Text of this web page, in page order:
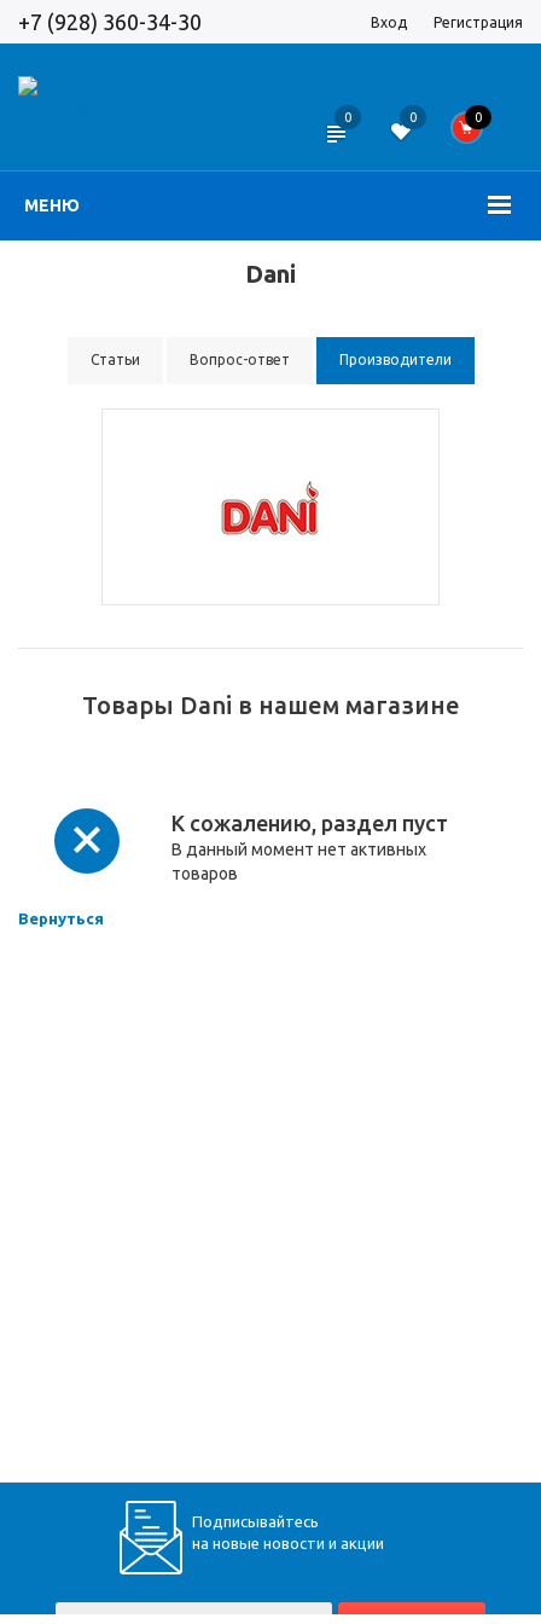
+7 (928) 360-34-30 Вход Регистрация
МЕНЮ
0 0 0
Dani
Статьи Вопрос-ответ Производители
Товары Dani в нашем магазине
К сожалению, раздел пуст
В данный момент нет активных
товаров
Вернуться
Подписывайтесь
на новые новости и акции